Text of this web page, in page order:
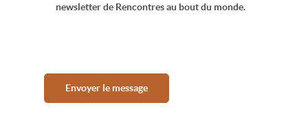
newsletter de Rencontres au bout du monde.
Envoyer le message